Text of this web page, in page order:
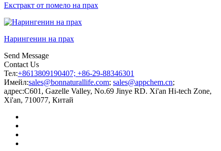
Екстракт от помело на прах
Нарингенин на прах
Send Message
Contact Us
Тел:+8613809190407; +86-29-88346301
Имейл:sales@bonnaturallife.com; sales@appchem.cn;
адрес:C601, Gazelle Valley, No.69 Jinye RD. Xi'an Hi-tech Zone,
Xi'an, 710077, Китай